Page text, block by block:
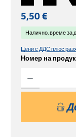
Редовна цена:
5,50 €
Цени с ДДС плюс
Номер на
Налично, време за